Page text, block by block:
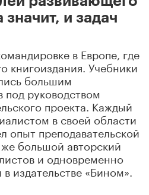
и задач
в Европе, где
книгоиздания. Учебники
большим
под руководством
проекта. Каждый
в своей области
опыт преподавательской
большой авторский
и одновременно
издательстве «Бином».